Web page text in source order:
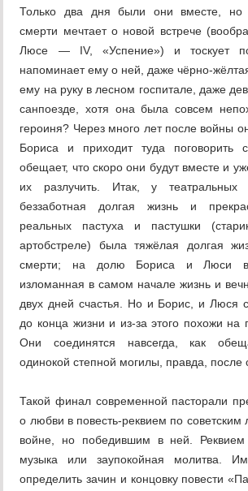
Только два дня были они вместе,
смерти мечтает о новой встрече
Люсе — IV, «Успение») и тоскует
напоминает ему о ней, даже чёрно-
ему на руку в лесном госпитале, даже
санпоезде, хотя она была совсем
героиня? Через много лет после войны
Бориса и приходит туда
обещает, что скоро они будут вместе и
их разлучить. Итак, у театральных
беззаботная долгая жизнь и
реальных пастуха и пастушки
артобстреле) была тяжёлая долгая
смерти; на долю Бориса и Люси
изломанная в самом начале жизнь и
двух дней счастья. Но и Борис, и Люся
до конца жизни и из-за этого похожи на
Они соединятся навсегда, как
одинокой степной могилы, правда, после
Такой финал современной пасторали
о любви в повесть-реквием по
войне, но победившим в ней.
музыка или заупокойная молитва.
определить зачин и концовку повести